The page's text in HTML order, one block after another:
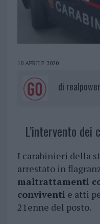
10 APRILE 2020
di realpower
L’intervento dei
I carabinieri della
arrestato in
maltrattamenti
conviventi e atti
21enne del posto.